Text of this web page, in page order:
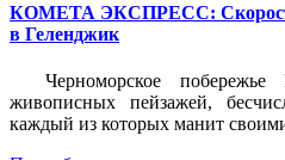
КОМЕТА ЭКСПРЕСС:
в Геленджик
Черноморское
живописных пейзажей,
каждый из которых манит